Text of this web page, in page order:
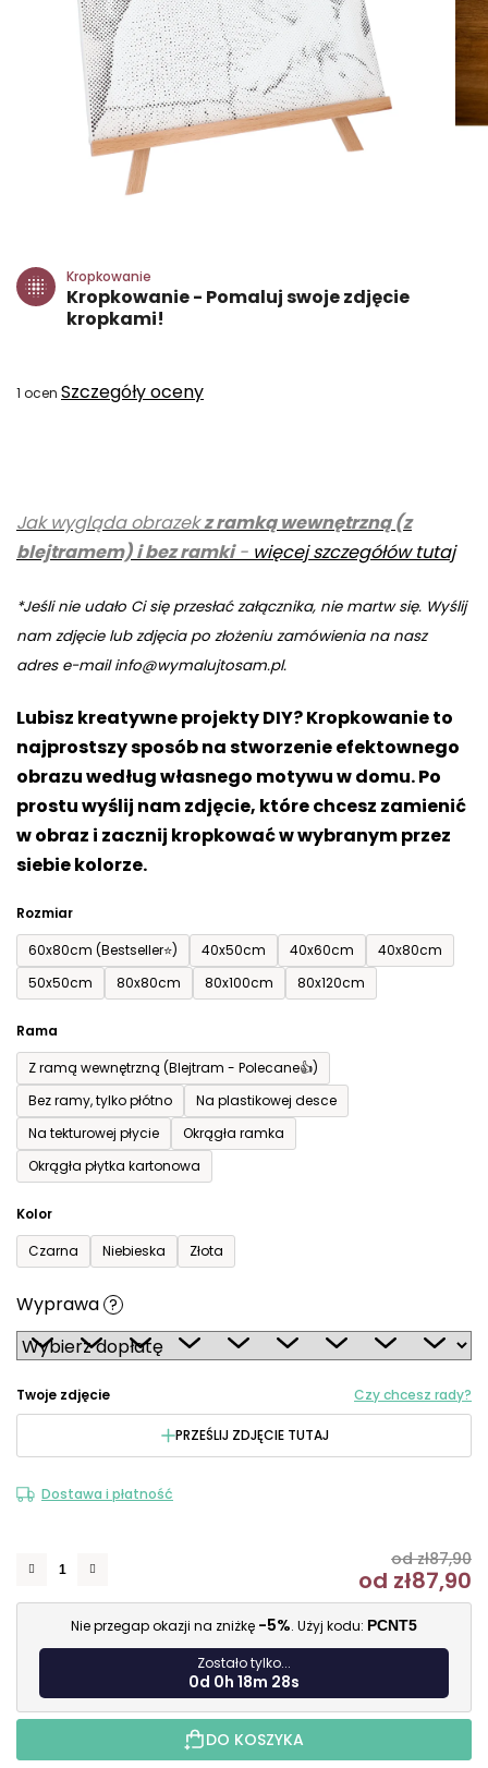
Jak wygląda obrazekz ramką wewnętrzną (z
blejtramem) i bez ramki- więcej szczegółów tutaj
*Jeśli nie udało Ci się przesłać załącznika, nie martw się. Wyślij
nam zdjęcie lub zdjęcia po złożeniu zamówienia na nasz
adres e-mail info@wymalujtosam.pl.
Lubisz kreatywne projekty DIY? Kropkowanie to
najprostszy sposób na stworzenie efektownego
obrazu według własnego motywu w domu. Po
prostu wyślij nam zdjęcie, które chcesz zamienić
w obraz i zacznij kropkować w wybranym przez
siebie kolorze.
Rozmiar
60x80cm (Bestseller⭐)
40x50cm 40x60cm
40x80cm
50x50cm
80x80cm 80x100cm 80x120cm
Rama
Z ramą wewnętrzną (Blejtram - Polecane👍)
Bez ramy, tylko płótno
Na plastikowej desce
Na tekturowej płycie
Okrągła ramka
Okrągła płytka kartonowa
Kolor
Czarna
Niebieska Złota
Wyprawa ?
Twoje zdjęcie Czy chcesz rady?
PRZEŚLIJ ZDJĘCIE TUTAJ
Dostawa i płatność
od zł87,90
od zł87,90
Nie przegap okazji na zniżkę -5%. Użyj kodu: PCNT5
Zostało tylko...
0d 0h 18m 27s
DO KOSZYKA
Kropkowanie
Kropkowanie - Pomaluj swoje zdjęcie
kropkami!
Średnia
na
5
gwiazdek.
1 ocen Szczegóły oceny